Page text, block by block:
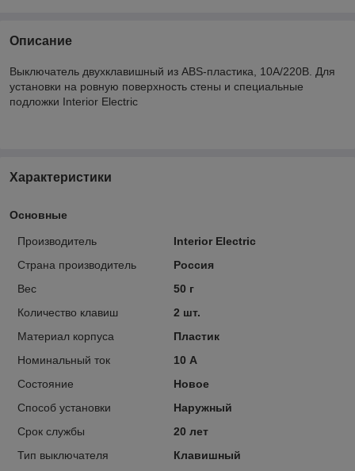
Описание
Выключатель двухклавишный из ABS-пластика, 10А/220В. Для
установки на ровную поверхность стены и специальные
подложки Interior Electric
Характеристики
Основные
Производитель
Interior Electric
Страна производитель
Россия
Вес
50 г
Количество клавиш
2 шт.
Материал корпуса
Пластик
Номинальный ток
10 А
Состояние
Новое
Способ установки
Наружный
Срок службы
20 лет
Тип выключателя
Клавишный